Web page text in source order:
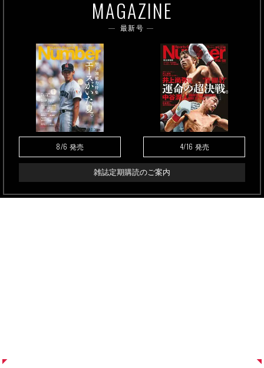
MAGAZINE
最新号
8/6 発売 4/16 発売
雑誌定期購読のご案内